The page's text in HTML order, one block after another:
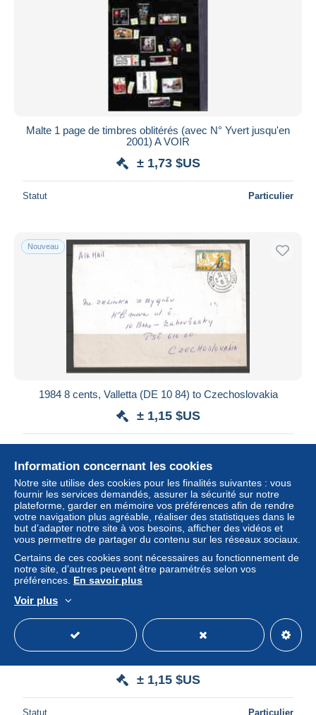
Malte 1 page de timbres oblitérés (avec N° Yvert jusqu'en
2001) A VOIR
± 1,73 $US
Statut Particulier
Nouveau
1984 8 cents, Valletta (DE 10 84) to Czechoslovakia
± 1,15 $US
Nouveau
1989 11 Jul, Valletta, Independence stamp on pc to
± 1,15 $US
Statut Particulier
Information concernant les cookies
Notre site utilise des cookies pour les finalités suivantes : vous
fournir les services demandés, assurer la sécurité sur notre
plateforme, garder en mémoire vos préférences afin de rendre
votre navigation plus agréable, réaliser des statistiques dans le
but d’adapter notre site à vos besoins, afficher des vidéos et
vous permettre de partager du contenu sur les réseaux sociaux.
Certains de ces cookies sont nécessaires au fonctionnement de
notre site, d’autres peuvent être paramétrés selon vos
préférences. En savoir plus
Voir plus